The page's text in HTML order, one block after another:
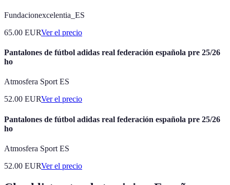
Fundacionexcelentia_ES
65.00 EURVer el precio
Pantalones de fútbol adidas real federación española pre 25/26
ho
Atmosfera Sport ES
52.00 EURVer el precio
Pantalones de fútbol adidas real federación española pre 25/26
ho
Atmosfera Sport ES
52.00 EURVer el precio